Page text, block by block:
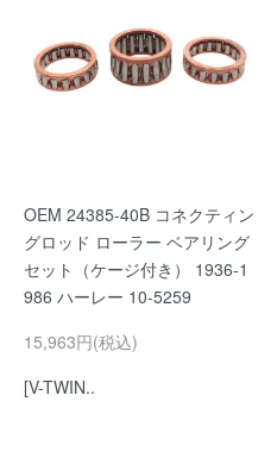
OEM 24385-40B コネクティン
グロッド ローラー ベアリング
セット（ケージ付き） 1936-1
986 ハーレー 10-5259
15,963円(税込)
[V-TWIN..